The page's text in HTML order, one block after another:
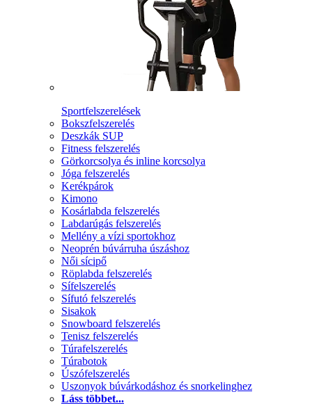
Sportfelszerelések
Bokszfelszerelés
Deszkák SUP
Fitness felszerelés
Görkorcsolya és inline korcsolya
Jóga felszerelés
Kerékpárok
Kimono
Kosárlabda felszerelés
Labdarúgás felszerelés
Mellény a vízi sportokhoz
Neoprén búvárruha úszáshoz
Női sícipő
Röplabda felszerelés
Sífelszerelés
Sífutó felszerelés
Sisakok
Snowboard felszerelés
Tenisz felszerelés
Túrafelszerelés
Túrabotok
Úszófelszerelés
Uszonyok búvárkodáshoz és snorkelinghez
Láss többet...